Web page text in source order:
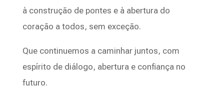
à construção de pontes e à abertura do
coração a todos, sem exceção.
Que continuemos a caminhar juntos, com
espírito de diálogo, abertura e confiança no
futuro.